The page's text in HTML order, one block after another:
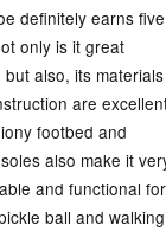
definitely earns five
only is it great
but also, its materials
are
footbed and
also make it
and functional for
ball and